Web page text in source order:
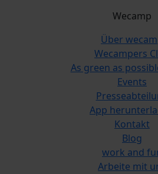
Wecamp
Über
Wecampers
As green as
Events
App
Kontakt
Blog
work and
Arbeite mit